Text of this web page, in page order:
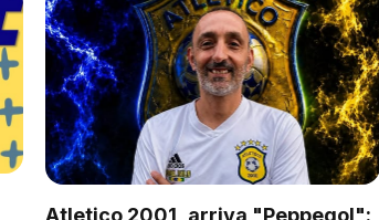
Atletico 2001, arriva "Peppegol":